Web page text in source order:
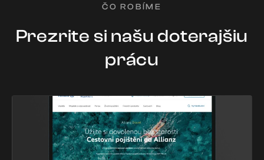
ČO ROBÍME
Prezrite si našu doterajšiu
prácu